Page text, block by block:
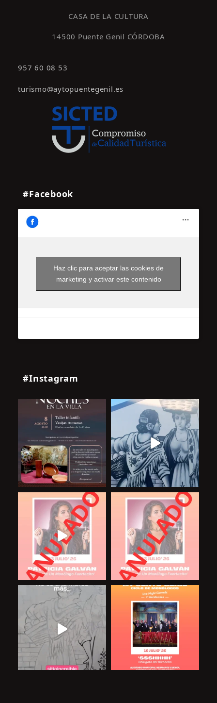
CASA DE LA CULTURA
14500 Puente Genil CÓRDOBA
957 60 08 53
turismo@aytopuentegenil.es
#Facebook
Haz clic para aceptar las cookies de
marketing y activar este contenido
#Instagram